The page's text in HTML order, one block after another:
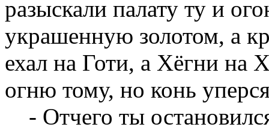
разыскали палату ту и
украшенную золотом, а
ехал на Готи, а Хёгни на
огню тому, но конь
- Отчего ты